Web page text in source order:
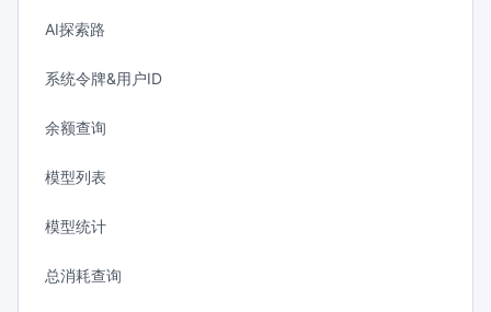
AI探索路
系统令牌&用户ID
余额查询
模型列表
模型统计
总消耗查询